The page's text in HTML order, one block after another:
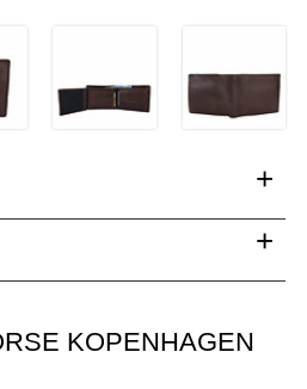
+
+
KOPENHAGEN